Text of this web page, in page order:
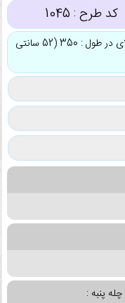
کد طرح : 1045
تعداد لای در طول : 350 (52 سانتی
پنبه :